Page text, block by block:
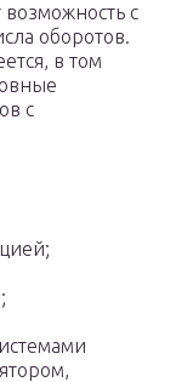
с
оборотов.
в том
с